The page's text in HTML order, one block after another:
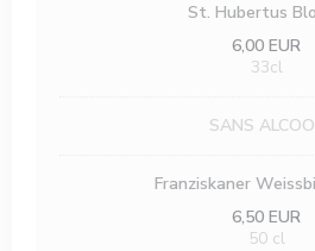
St. Hubertus
6,00 EUR
33cl
SANS
Franziskaner
6,50 EUR
50 cl